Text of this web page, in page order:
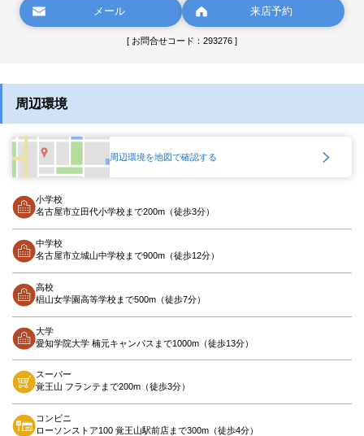
メール 来店予約
[ お問合せコード：293276 ]
周辺環境
周辺環境を地図で確認する
小学校
名古屋市立田代小学校まで200m（徒歩3分）
中学校
名古屋市立城山中学校まで900m（徒歩12分）
高校
椙山女学園高等学校まで500m（徒歩7分）
大学
愛知学院大学 楠元キャンパスまで1000m（徒歩13分）
スーパー
覚王山 フランテまで200m（徒歩3分）
コンビニ
ローソンストア100 覚王山駅前店まで300m（徒歩4分）